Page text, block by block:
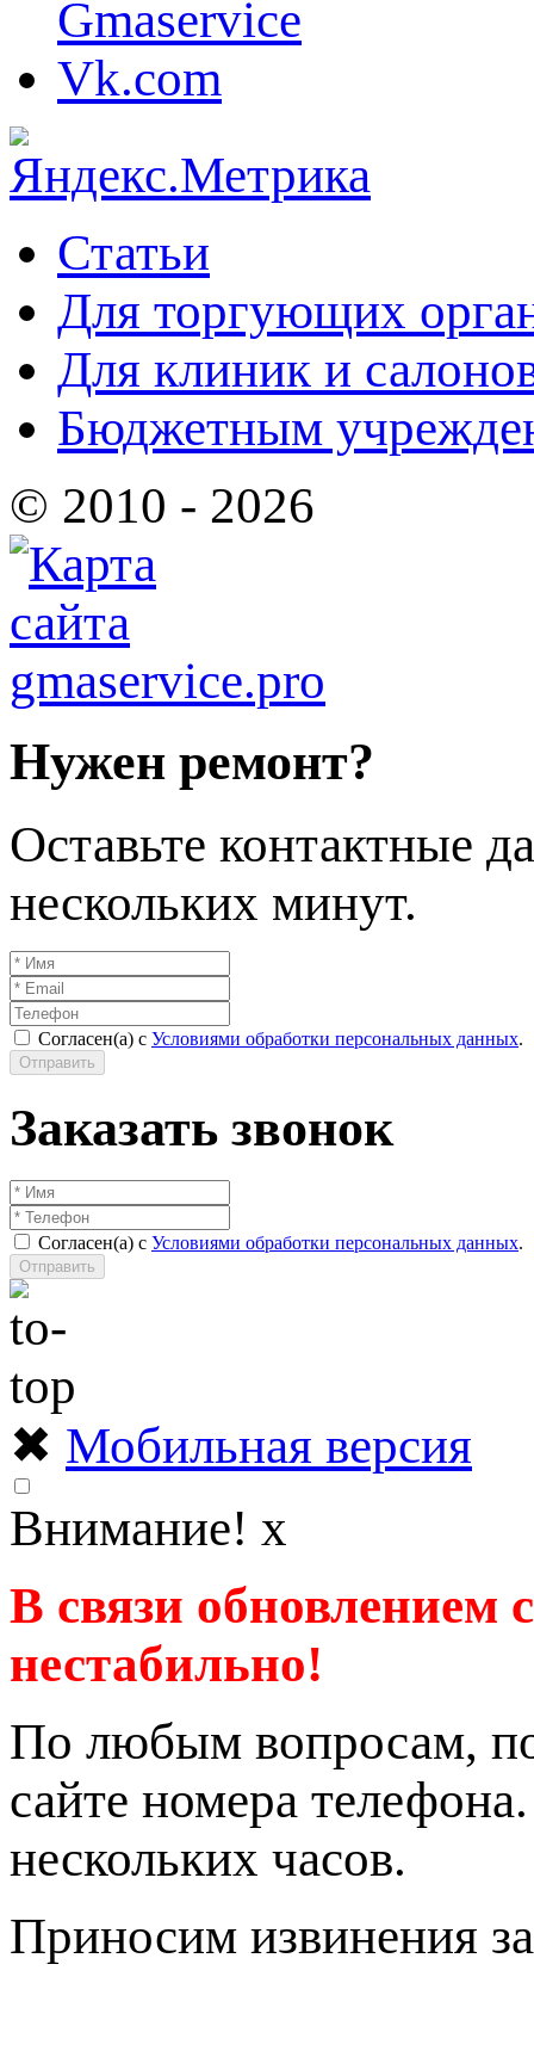
Статьи
Для торгующих
Для клиник и
Бюджетным
© 2010 - 2026
Нужен ремонт?
Оставьте контактные
нескольких минут.
Согласен(а) с Условиями обработки персональных данных.
Отправить
Заказать звонок
Согласен(а) с Условиями обработки персональных данных.
Отправить
✖ Мобильная версия
Внимание! x
В связи обновлением
нестабильно!
По любым вопросам,
сайте номера
нескольких часов.
Приносим извинения